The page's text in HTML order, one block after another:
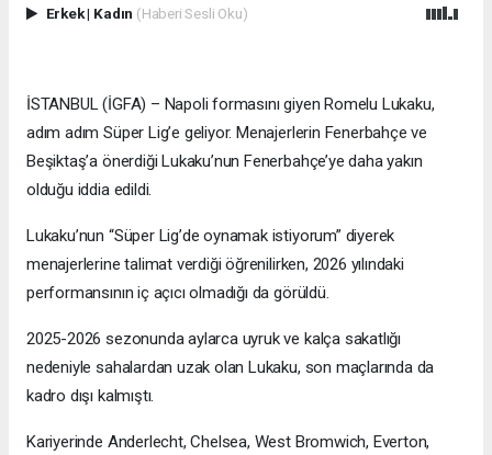
Erkek| Kadın (Haberi Sesli Oku)
İSTANBUL (İGFA) – Napoli formasını giyen Romelu Lukaku,
adım adım Süper Lig’e geliyor. Menajerlerin Fenerbahçe ve
Beşiktaş’a önerdiği Lukaku’nun Fenerbahçe’ye daha yakın
olduğu iddia edildi.
Lukaku’nun “Süper Lig’de oynamak istiyorum” diyerek
menajerlerine talimat verdiği öğrenilirken, 2026 yılındaki
performansının iç açıcı olmadığı da görüldü.
2025-2026 sezonunda aylarca uyruk ve kalça sakatlığı
nedeniyle sahalardan uzak olan Lukaku, son maçlarında da
kadro dışı kalmıştı.
Kariyerinde Anderlecht, Chelsea, West Bromwich, Everton,